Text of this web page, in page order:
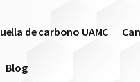
de carbono UAMC
Blog